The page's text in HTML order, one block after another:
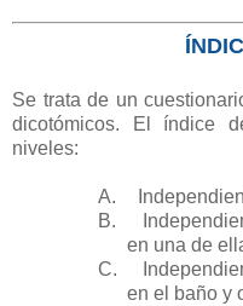
Se trata de un
dicotómicos. El índice
niveles:
A.
B.
en una de
C.
en el baño y